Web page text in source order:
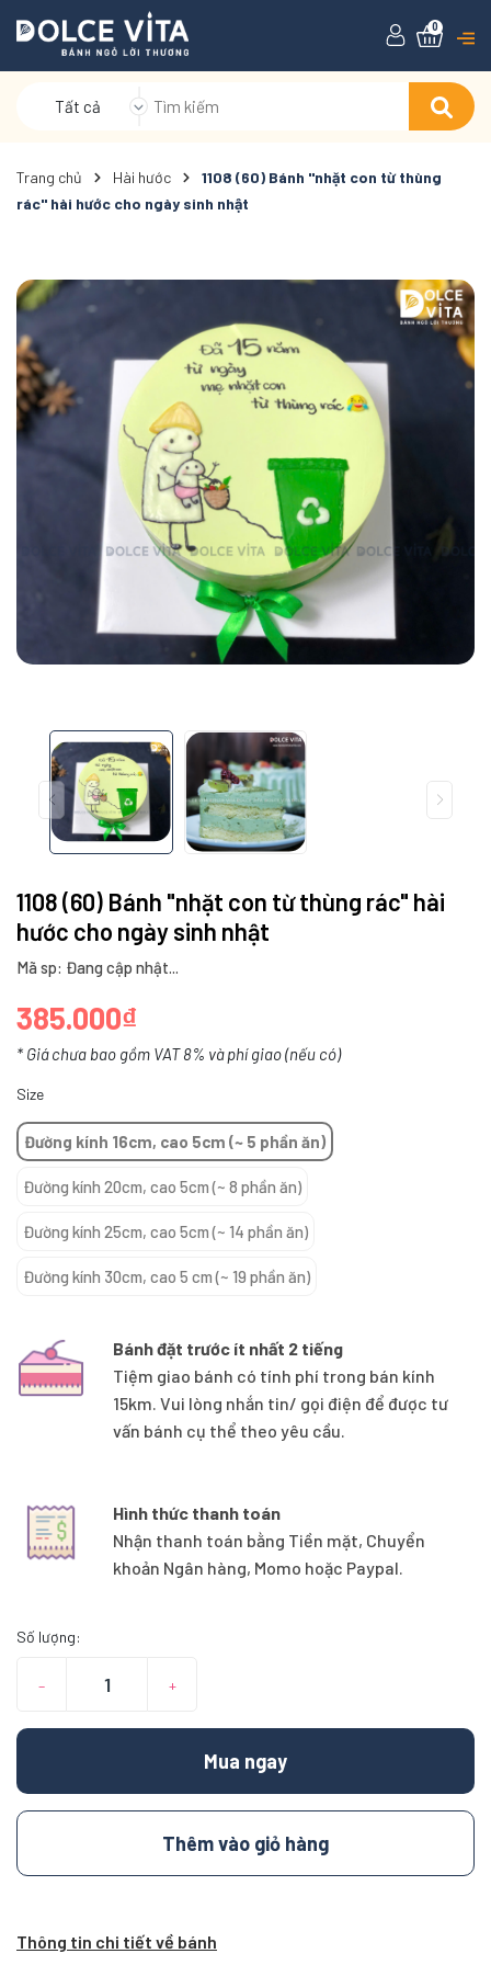
Tất cả
0
Trang chủ Hài hước
1108 (60) Bánh "nhặt con từ thùng
rác" hài hước cho ngày sinh nhật
1108 (60) Bánh "nhặt con từ thùng rác" hài
hước cho ngày sinh nhật
Mã sp: Đang cập nhật...
385.000₫
* Giá chưa bao gồm VAT 8% và phí giao (nếu có)
Size
Đường kính 16cm, cao 5cm (~ 5 phần ăn)
Đường kính 20cm, cao 5cm (~ 8 phần ăn)
Đường kính 25cm, cao 5cm (~ 14 phần ăn)
Đường kính 30cm, cao 5 cm (~ 19 phần ăn)
Bánh đặt trước ít nhất 2 tiếng
Tiệm giao bánh có tính phí trong bán kính
15km. Vui lòng nhắn tin/ gọi điện để được tư
vấn bánh cụ thể theo yêu cầu.
Hình thức thanh toán
Nhận thanh toán bằng Tiền mặt, Chuyển
khoản Ngân hàng, Momo hoặc Paypal.
Số lượng:
– +
Mua ngay
Thêm vào giỏ hàng
Thông tin chi tiết về bánh